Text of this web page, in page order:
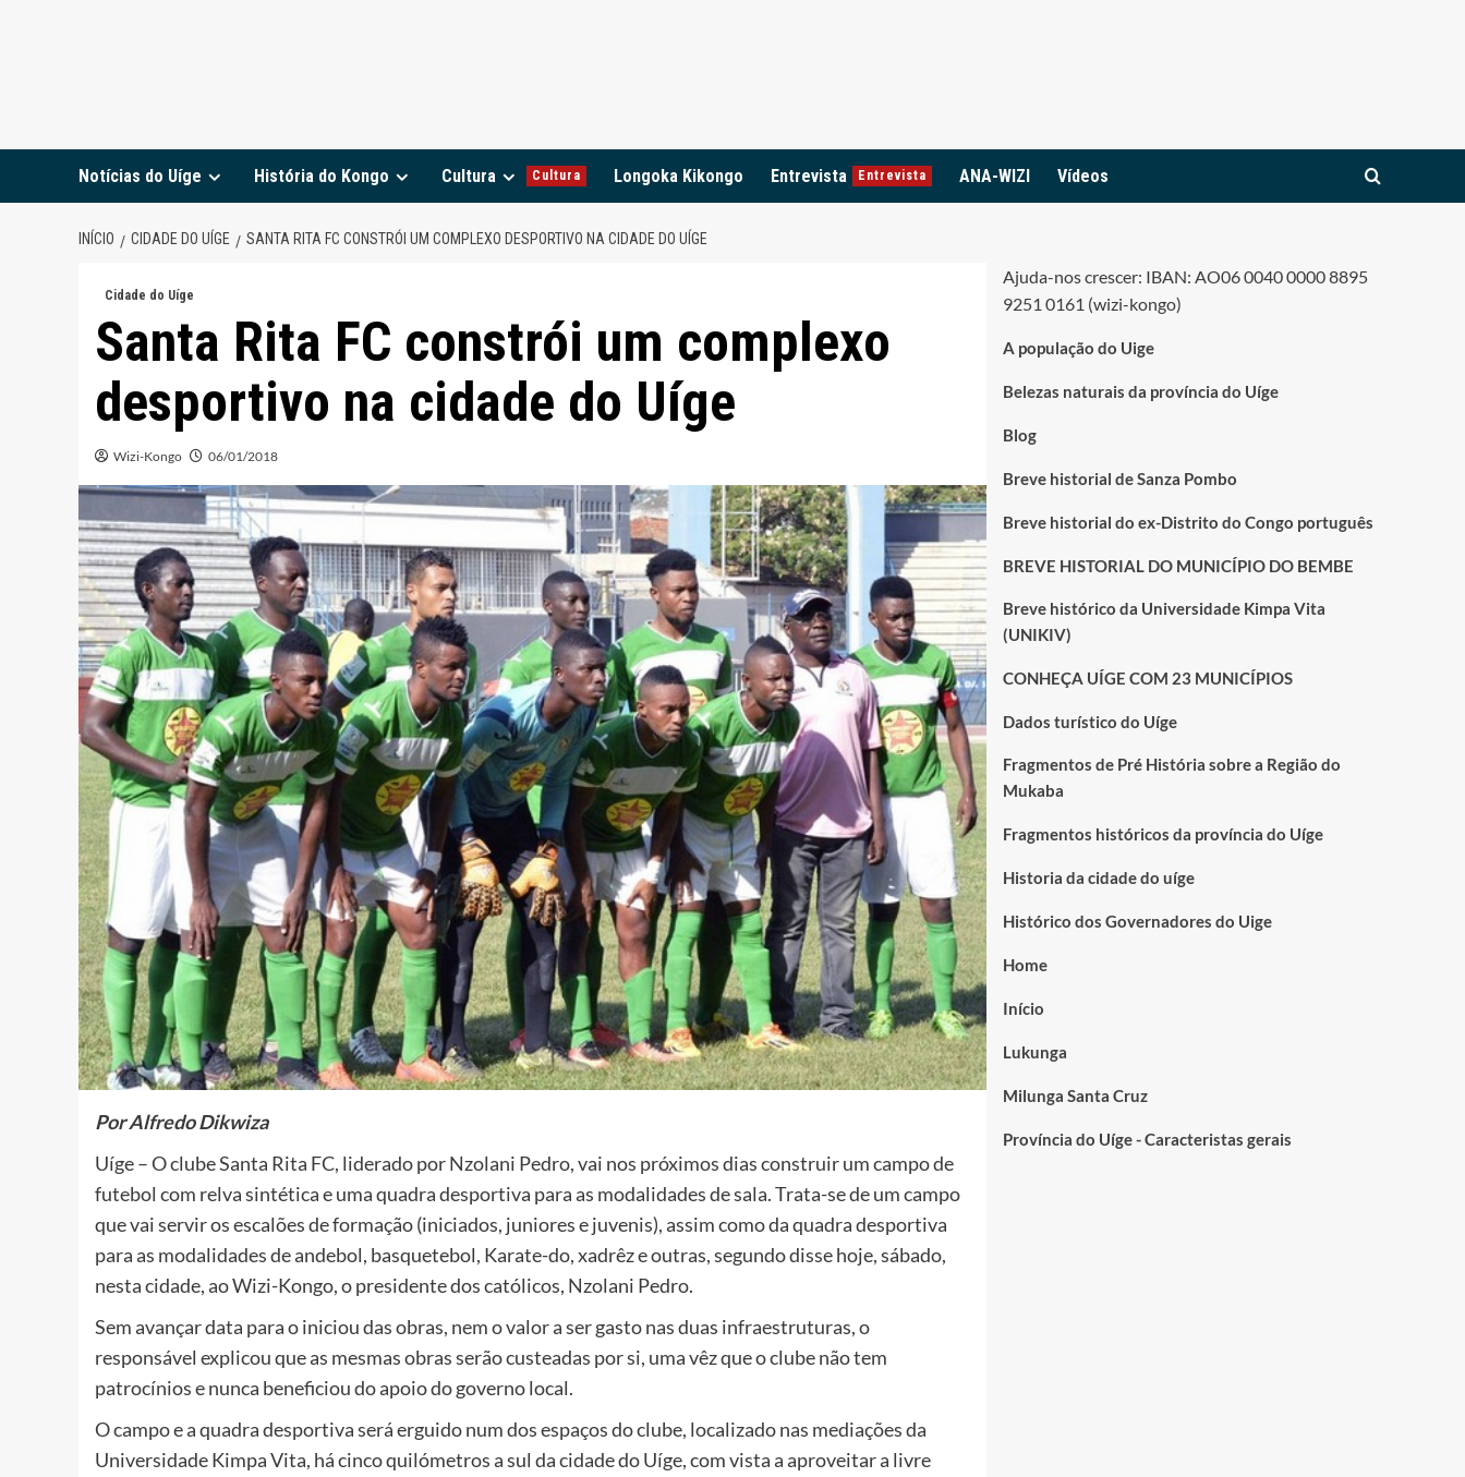
Notícias do Uíge História do Kongo Cultura Cultura Longoka Kikongo Entrevista Entrevista ANA-WIZI Vídeos
INÍCIO CIDADE DO UÍGE SANTA RITA FC CONSTRÓI UM COMPLEXO DESPORTIVO NA CIDADE DO UÍGE
Cidade do Uíge
Santa Rita FC constrói um complexo
desportivo na cidade do Uíge
Wizi-Kongo 06/01/2018
Por Alfredo Dikwiza
Uíge – O clube Santa Rita FC, liderado por Nzolani Pedro, vai nos próximos dias construir um campo de
futebol com relva sintética e uma quadra desportiva para as modalidades de sala. Trata-se de um campo
que vai servir os escalões de formação (iniciados, juniores e juvenis), assim como da quadra desportiva
para as modalidades de andebol, basquetebol, Karate-do, xadrêz e outras, segundo disse hoje, sábado,
nesta cidade, ao Wizi-Kongo, o presidente dos católicos, Nzolani Pedro.
Sem avançar data para o iniciou das obras, nem o valor a ser gasto nas duas infraestruturas, o
responsável explicou que as mesmas obras serão custeadas por si, uma vêz que o clube não tem
patrocínios e nunca beneficiou do apoio do governo local.
O campo e a quadra desportiva será erguido num dos espaços do clube, localizado nas mediações da
Universidade Kimpa Vita, há cinco quilómetros a sul da cidade do Uíge, com vista a aproveitar a livre
Ajuda-nos crescer: IBAN: AO06 0040 0000 8895
9251 0161 (wizi-kongo)
A população do Uige
Belezas naturais da província do Uíge
Blog
Breve historial de Sanza Pombo
Breve historial do ex-Distrito do Congo português
BREVE HISTORIAL DO MUNICÍPIO DO BEMBE
Breve histórico da Universidade Kimpa Vita
(UNIKIV)
CONHEÇA UÍGE COM 23 MUNICÍPIOS
Dados turístico do Uíge
Fragmentos de Pré História sobre a Região do
Mukaba
Fragmentos históricos da província do Uíge
Historia da cidade do uíge
Histórico dos Governadores do Uige
Home
Início
Lukunga
Milunga Santa Cruz
Província do Uíge - Caracteristas gerais